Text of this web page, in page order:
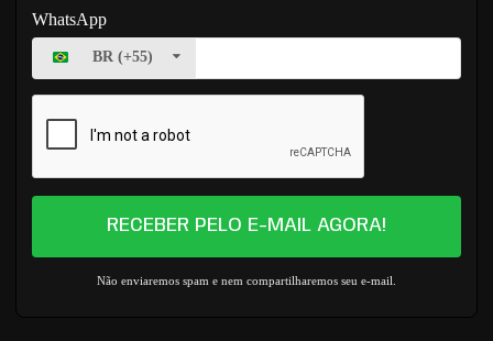
WhatsApp
BR(+55)
RECEBER PELO E-MAIL AGORA!
Não enviaremos spam e nem compartilharemos seu e-mail.